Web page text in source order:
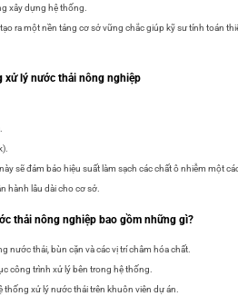
xây dựng hệ thống.
ra một nền tảng cơ sở vững chắc giúp kỹ sư tính toán
xử lý nước thải nông nghiệp
sẽ đảm bảo hiệu suất làm sạch các chất ô nhiễm một
hành lâu dài cho cơ sở.
thải nông nghiệp bao gồm những gì?
nước thải, bùn cặn và các vị trí châm hóa chất.
công trình xử lý bên trong hệ thống.
thống xử lý nước thải trên khuôn viên dự án.